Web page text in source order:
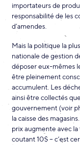
importateurs de
responsabilité de les
d’amendes.
Mais la politique la
nationale de gestion
déposer eux-mêmes
être pleinement
accumulent. Les
ainsi être collectés
gouvernement (voir
la caisse des
prix augmente avec la
coutant 10$ – c’est